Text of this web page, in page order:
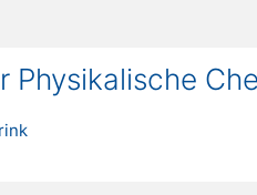
Physikalische